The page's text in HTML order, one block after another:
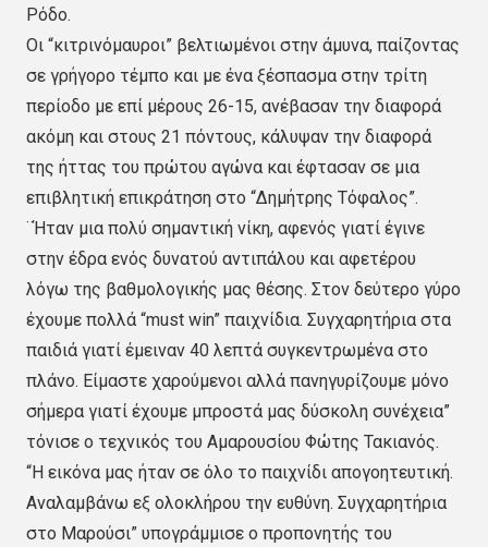
Ρόδο.
Οι “κιτρινόμαυροι” βελτιωμένοι στην άμυνα, παίζοντας
σε γρήγορο τέμπο και με ένα ξέσπασμα στην τρίτη
περίοδο με επί μέρους 26-15, ανέβασαν την διαφορά
ακόμη και στους 21 πόντους, κάλυψαν την διαφορά
της ήττας του πρώτου αγώνα και έφτασαν σε μια
επιβλητική επικράτηση στο “Δημήτρης Τόφαλος”.
¨Ήταν μια πολύ σημαντική νίκη, αφενός γιατί έγινε
στην έδρα ενός δυνατού αντιπάλου και αφετέρου
λόγω της βαθμολογικής μας θέσης. Στον δεύτερο γύρο
έχουμε πολλά “must win” παιχνίδια. Συγχαρητήρια στα
παιδιά γιατί έμειναν 40 λεπτά συγκεντρωμένα στο
πλάνο. Είμαστε χαρούμενοι αλλά πανηγυρίζουμε μόνο
σήμερα γιατί έχουμε μπροστά μας δύσκολη συνέχεια”
τόνισε ο τεχνικός του Αμαρουσίου Φώτης Τακιανός.
“Η εικόνα μας ήταν σε όλο το παιχνίδι απογοητευτική.
Αναλαμβάνω εξ ολοκλήρου την ευθύνη. Συγχαρητήρια
στο Μαρούσι” υπογράμμισε ο προπονητής του